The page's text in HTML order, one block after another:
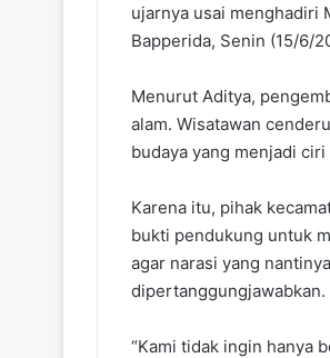
ujarnya usai menghadiri
Bapperida, Senin (15/6/
Menurut Aditya,
alam. Wisatawan
budaya yang menjadi
Karena itu, pihak
bukti pendukung untuk
agar narasi yang
dipertanggungjawabkan.
“Kami tidak ingin hanya